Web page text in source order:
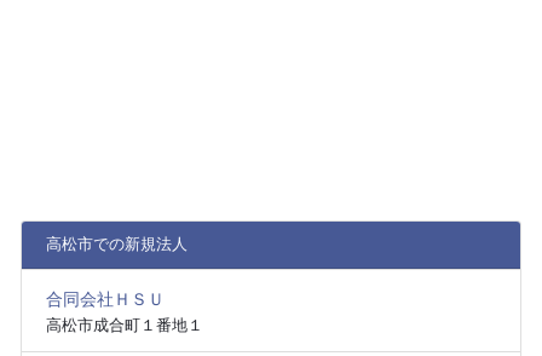
高松市での新規法人
合同会社ＨＳＵ
高松市成合町１番地１